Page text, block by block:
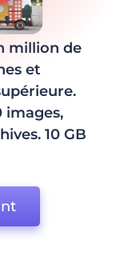
million de
et
images,
10 GB